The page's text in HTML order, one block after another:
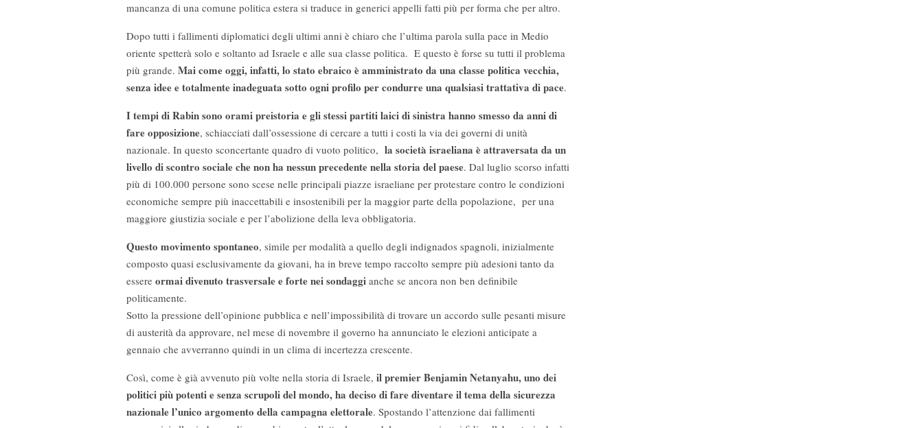
mancanza di una comune politica estera si traduce in generici appelli fatti più per forma che per altro.
Dopo tutti i fallimenti diplomatici degli ultimi anni è chiaro che l’ultima parola sulla pace in Medio
oriente spetterà solo e soltanto ad Israele e alle sua classe politica. E questo è forse su tutti il problema
più grande. Mai come oggi, infatti, lo stato ebraico è amministrato da una classe politica vecchia,
senza idee e totalmente inadeguata sotto ogni profilo per condurre una qualsiasi trattativa di pace.
I tempi di Rabin sono orami preistoria e gli stessi partiti laici di sinistra hanno smesso da anni di
fare opposizione, schiacciati dall’ossessione di cercare a tutti i costi la via dei governi di unità
nazionale. In questo sconcertante quadro di vuoto politico, la società israeliana è attraversata da un
livello di scontro sociale che non ha nessun precedente nella storia del paese. Dal luglio scorso infatti
più di 100.000 persone sono scese nelle principali piazze israeliane per protestare contro le condizioni
economiche sempre più inaccettabili e insostenibili per la maggior parte della popolazione, per una
maggiore giustizia sociale e per l’abolizione della leva obbligatoria.
Questo movimento spontaneo, simile per modalità a quello degli indignados spagnoli, inizialmente
composto quasi esclusivamente da giovani, ha in breve tempo raccolto sempre più adesioni tanto da
essere ormai divenuto trasversale e forte nei sondaggi anche se ancora non ben definibile
politicamente.
Sotto la pressione dell’opinione pubblica e nell’impossibilità di trovare un accordo sulle pesanti misure
di austerità da approvare, nel mese di novembre il governo ha annunciato le elezioni anticipate a
gennaio che avverranno quindi in un clima di incertezza crescente.
Così, come è già avvenuto più volte nella storia di Israele, il premier Benjamin Netanyahu, uno dei
politici più potenti e senza scrupoli del mondo, ha deciso di fare diventare il tema della sicurezza
nazionale l’unico argomento della campagna elettorale. Spostando l’attenzione dai fallimenti